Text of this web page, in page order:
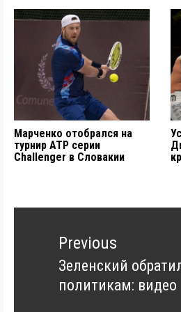
Марченко отобрался на
турнир ATP серии
Challenger в Словакии
Навигация
записямPrevious
Previous
post:
Зеленский
политикам: видео